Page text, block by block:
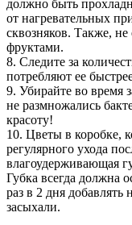
должно быть
от нагревательных
сквозняков. Также,
фруктами.
8. Следите за
потребляют ее
9. Убирайте во время
не размножались
красоту!
10. Цветы в коробке,
регулярного ухода
влагоудерживающая
Губка всегда должна
раз в 2 дня
засыхали.